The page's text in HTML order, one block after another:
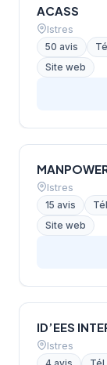
ACASS
Istres
50 avis
Site web
Istres
15 avis
Site web
ID’EES
Istres